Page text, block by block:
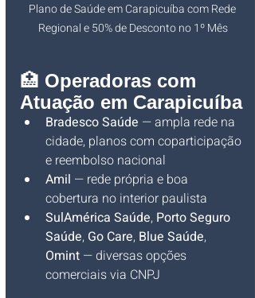
Plano de Saúde em Carapicuíba com Rede
Regional e 50% de Desconto no 1º Mês
🏥 Operadoras com
Atuação em Carapicuíba
Bradesco Saúde — ampla rede na
cidade, planos com coparticipação
e reembolso nacional
Amil — rede própria e boa
cobertura no interior paulista
SulAmérica Saúde, Porto Seguro
Saúde, Go Care, Blue Saúde,
Omint — diversas opções
comerciais via CNPJ